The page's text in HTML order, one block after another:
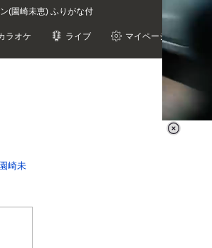
(園崎未恵) ふりがな付
ラオケ ライブ マイページ
崎未